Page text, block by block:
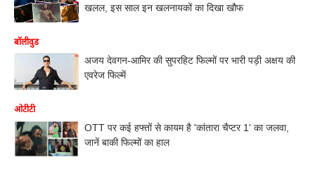
खलल, इस साल इन खलनायकों का दिखा खौफ
बॉलीवुड
अजय देवगन-आमिर की सुपरहिट फिल्मों पर भारी पड़ी अक्षय की
एवरेज फिल्में
ओटीटी
OTT पर कई हफ्तों से कायम है 'कांतारा चैप्टर 1' का जलवा,
जानें बाकी फिल्मों का हाल